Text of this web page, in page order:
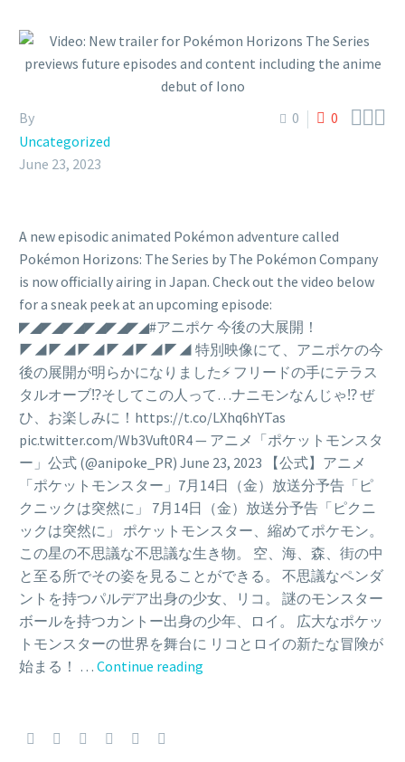
0 0 
By
Uncategorized
June 23, 2023
A new episodic animated Pokémon adventure called
Pokémon Horizons: The Series by The Pokémon Company
is now officially airing in Japan. Check out the video below
for a sneak peek at an upcoming episode:
◤◢◤◢◤◢◤◢◤◢◤◢#アニポケ 今後の大展開！
◤◢◤◢◤◢◤◢◤◢◤◢ 特別映像にて、アニポケの今
後の展開が明らかになりました⚡ フリードの手にテラス
タルオーブ⁉そしてこの人って…ナニモンなんじゃ⁉ ぜ
ひ、お楽しみに！https://t.co/LXhq6hYTas
pic.twitter.com/Wb3Vuft0R4 — アニメ「ポケットモンスタ
ー」公式 (@anipoke_PR) June 23, 2023 【公式】アニメ
「ポケットモンスター」7月14日（金）放送分予告「ピ
クニックは突然に」 7月14日（金）放送分予告「ピクニ
ックは突然に」 ポケットモンスター、縮めてポケモン。
この星の不思議な不思議な生き物。 空、海、森、街の中
と至る所でその姿を見ることができる。 不思議なペンダ
ントを持つパルデア出身の少女、リコ。 謎のモンスター
ボールを持つカントー出身の少年、ロイ。 広大なポケッ
トモンスターの世界を舞台に リコとロイの新たな冒険が
始まる！ … Continue reading